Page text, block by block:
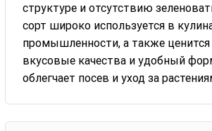
структуре и отсутствию
сорт широко используется в
промышленности, а также
вкусовые качества и удобный
облегчает посев и уход за